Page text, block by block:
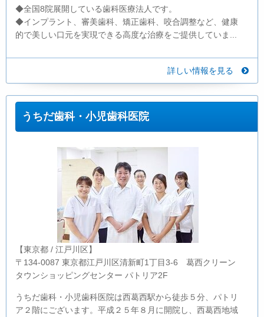
◆全国8院展開している歯科医療法人です。
◆インプラント、審美歯科、矯正歯科、咬合調整など、健康
的で美しい口元を実現できる高度な治療をご提供していま...
詳しい情報を見る
うちだ歯科・小児歯科医院
【東京都 / 江戸川区】
〒134-0087 東京都江戸川区清新町1丁目3-6 葛西クリーン
タウンショッピングセンター パトリア2F
うちだ歯科・小児歯科医院は西葛西駅から徒歩５分、パトリ
ア２階にございます。平成２５年８月に開院し、西葛西地域